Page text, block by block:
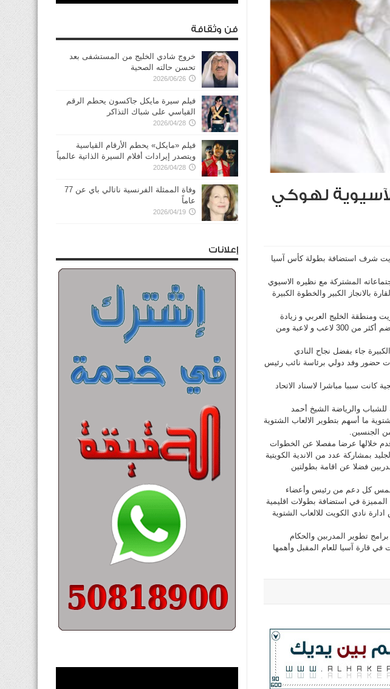
لهوكي
شرف استضافة بطولة كأس آسيا
المشتركة مع نظيره الاسيوي
بالانجاز الكبير والخطوة الكبيرة
ومنطقة الخليج العربي و زيادة
اقبال الشباب لممارستها لاسيما ان النادي يملك مدرسة للاعبين صغار السن تضم أكثر من 300 لاعب و لاعبة ومن
جاء بفضل نجاح النادي
حضور وفد دولي برئاسة نائب رئيس
كانت سببا مباشرا لاسناد الاتحاد
للشباب والرياضة الشيخ أحمد
ما أسهم بتطوير الالعاب الشتوية
الجنسين.
خلالها عرضا مفصلا عن الخطوات
بمشاركة عدد من الاندية الكويتية
فضلا عن اقامة بطولتين
تلمس كل دعم من رئيس وأعضاء
المميزة في استضافة بطولات اقليمية
نادي الكويت للالعاب الشتوية
تطوير المدربين والحكام
قارة آسيا للعام المقبل وأهمها
فن وثقافة
خروج شادي الخليج من المستشفى بعد
تحسن حالته الصحية
2026/06/26
فيلم سيرة مايكل جاكسون يحطم الرقم
القياسي على شباك التذاكر
2026/04/28
فيلم «مايكل» يحطم الأرقام القياسية
ويتصدر إيرادات أفلام السيرة الذاتية عالمياً
2026/04/28
وفاة الممثلة الفرنسية ناتالي باي عن 77
عاماً
2026/04/19
إعلانات